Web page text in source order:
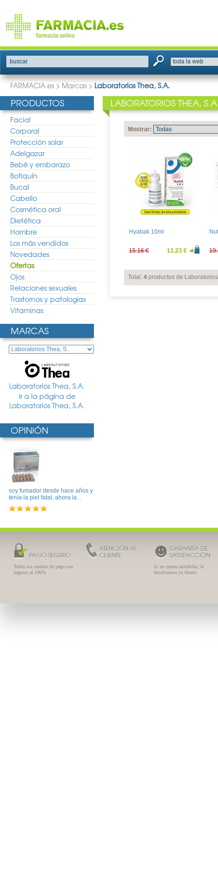
buscar
FARMACIA.es > Marcas > Laboratorios Thea, S.A.
PRODUCTOS
Facial
Corporal
Protección solar
Adelgazar
Bebé y embarazo
Botiquín
Bucal
Cabello
Cosmética oral
Dietética
Hombre
Los más vendidos
Novedades
Ofertas
Ojos
Relaciones sexuales
Trastornos y patologias
Vitaminas
MARCAS
Laboratorios Thea, S.A.
Ir a la página de
Laboratorios Thea, S.A.
OPINIÓN
soy fumador desde hace años y
tenía la piel fatal, ahora la ..
LABORATORIOS THEA,
Mostrar:
Hyabak 10ml
15.16 € 11.23 €
Total: 4 productos de
PAGO SEGURO
Todos los medios de pago son
seguros al 100%
ATENCIÓN AL
CLIENTE
GARANTÍA DE
SATISFACCIÓN
Si no queda satisfecho, le
devolvemos su dinero